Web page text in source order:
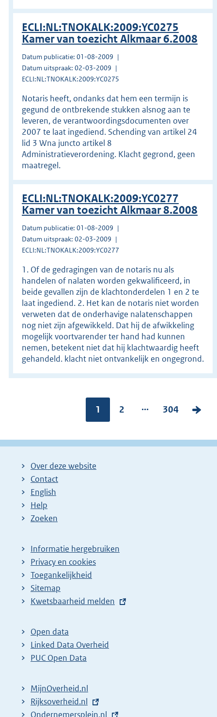
ECLI:NL:TNOKALK:2009:YC0275
Kamer van toezicht Alkmaar 6.2008
Datum publicatie: 01-08-2009
Datum uitspraak: 02-03-2009
ECLI:NL:TNOKALK:2009:YC0275
Notaris heeft, ondanks dat hem een termijn is
gegund de ontbrekende stukken alsnog aan te
leveren, de verantwoordingsdocumenten over
2007 te laat ingediend. Schending van artikel 24
lid 3 Wna juncto artikel 8
Administratieverordening. Klacht gegrond, geen
maatregel.
ECLI:NL:TNOKALK:2009:YC0277
Kamer van toezicht Alkmaar 8.2008
Datum publicatie: 01-08-2009
Datum uitspraak: 02-03-2009
ECLI:NL:TNOKALK:2009:YC0277
1. Of de gedragingen van de notaris nu als
handelen of nalaten worden gekwalificeerd, in
beide gevallen zijn de klachtonderdelen 1 en 2 te
laat ingediend. 2. Het kan de notaris niet worden
verweten dat de onderhavige nalatenschappen
nog niet zijn afgewikkeld. Dat hij de afwikkeling
mogelijk voortvarender ter hand had kunnen
nemen, betekent niet dat hij klachtwaardig heeft
gehandeld. klacht niet ontvankelijk en ongegrond.
Pagina:
1
P
g
2 ...
P
g
304
V
l
Over deze website
Contact
English
Help
Zoeken
Informatie hergebruiken
Privacy en cookies
Toegankelijkheid
Sitemap
E
t
e
r
l
i
Kwetsbaarheid melden
Open data
Linked Data Overheid
PUC Open Data
MijnOverheid.nl
E
x
Rijksoverheid.nl
E
Ondernemersplein.nl